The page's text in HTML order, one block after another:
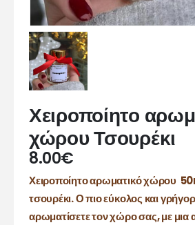
Χειροποίητο
χώρου Τσουρέκι
8.00€
Χειροποίητο αρωματικό χώρου
τσουρέκι. Ο πιο εύκολος και
αρωματίσετε τον χώρο σας, με μια